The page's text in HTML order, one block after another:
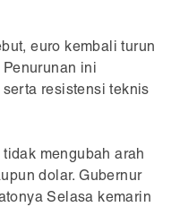
euro kembali turun
ini
resistensi teknis
mengubah arah
dolar. Gubernur
Selasa kemarin